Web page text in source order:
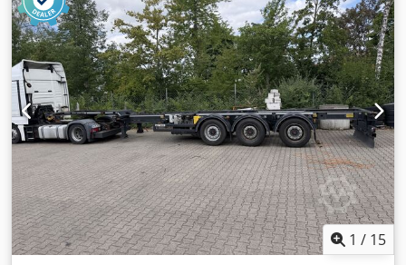
عقب:385/55 R22,5 160K , کابین راننده:دیگر, کلاس انتشار:هیچ,
تجهیزات: اِی‌بی‌اِس‎, ترمز بادی تحت فشار,
1 / 15